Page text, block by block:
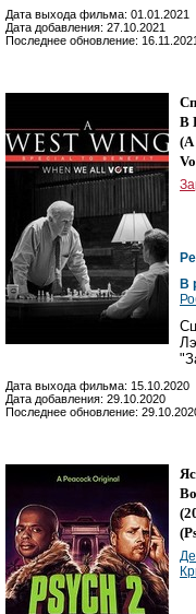
Дата выхода фильма: 01.01.2021
Дата добавления: 27.10.2021
Последнее обновление: 16.11.2021
В
(A
В
Дата выхода фильма: 15.10.2020
Дата добавления: 29.10.2020
Последнее обновление:
(